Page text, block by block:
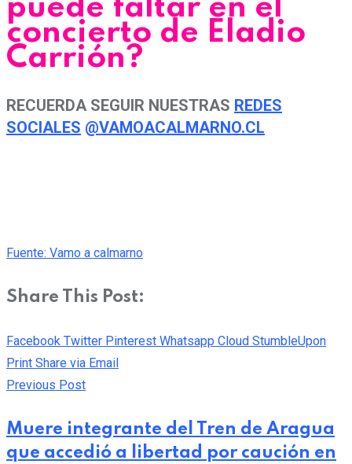
puede faltar en el
concierto de Eladio
Carrión?
RECUERDA SEGUIR NUESTRAS REDES
SOCIALES @VAMOACALMARNO.CL
Fuente: Vamo a calmarno
Share This Post:
Facebook Twitter Pinterest Whatsapp Cloud StumbleUpon
Print Share via Email
Previous Post
Muere integrante del Tren de Aragua
que accedió a libertad por caución en